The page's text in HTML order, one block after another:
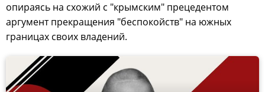
опираясь на схожий с "крымским" прецедентом
аргумент прекращения "беспокойств" на южных
границах своих владений.